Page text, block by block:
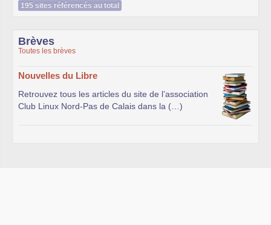
195 sites référencés au total
Brèves
Toutes les brèves
Nouvelles du Libre
Retrouvez tous les articles du site de l’association
Club Linux Nord-Pas de Calais dans la (…)